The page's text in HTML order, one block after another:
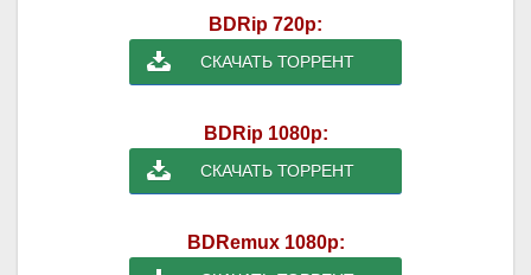
BDRip 720p:
СКАЧАТЬ ТОРРЕНТ
BDRip 1080p:
СКАЧАТЬ ТОРРЕНТ
BDRemux 1080p: